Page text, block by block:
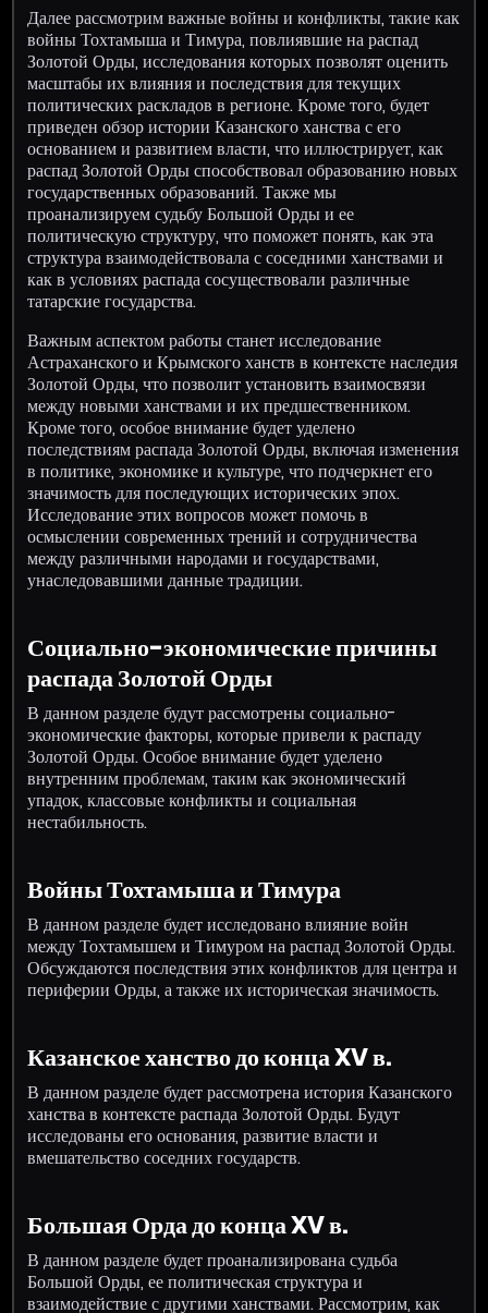
Далее рассмотрим важные войны и конфликты, такие как
войны Тохтамыша и Тимура, повлиявшие на распад
Золотой Орды, исследования которых позволят оценить
масштабы их влияния и последствия для текущих
политических раскладов в регионе. Кроме того, будет
приведен обзор истории Казанского ханства с его
основанием и развитием власти, что иллюстрирует, как
распад Золотой Орды способствовал образованию новых
государственных образований. Также мы
проанализируем судьбу Большой Орды и ее
политическую структуру, что поможет понять, как эта
структура взаимодействовала с соседними ханствами и
как в условиях распада сосуществовали различные
татарские государства.
Важным аспектом работы станет исследование
Астраханского и Крымского ханств в контексте наследия
Золотой Орды, что позволит установить взаимосвязи
между новыми ханствами и их предшественником.
Кроме того, особое внимание будет уделено
последствиям распада Золотой Орды, включая изменения
в политике, экономике и культуре, что подчеркнет его
значимость для последующих исторических эпох.
Исследование этих вопросов может помочь в
осмыслении современных трений и сотрудничества
между различными народами и государствами,
унаследовавшими данные традиции.
Социально-экономические причины
распада Золотой Орды
В данном разделе будут рассмотрены социально-
экономические факторы, которые привели к распаду
Золотой Орды. Особое внимание будет уделено
внутренним проблемам, таким как экономический
упадок, классовые конфликты и социальная
нестабильность.
Войны Тохтамыша и Тимура
В данном разделе будет исследовано влияние войн
между Тохтамышем и Тимуром на распад Золотой Орды.
Обсуждаются последствия этих конфликтов для центра и
периферии Орды, а также их историческая значимость.
Казанское ханство до конца XV в.
В данном разделе будет рассмотрена история Казанского
ханства в контексте распада Золотой Орды. Будут
исследованы его основания, развитие власти и
вмешательство соседних государств.
Большая Орда до конца XV в.
В данном разделе будет проанализирована судьба
Большой Орды, ее политическая структура и
взаимодействие с другими ханствами. Рассмотрим, как